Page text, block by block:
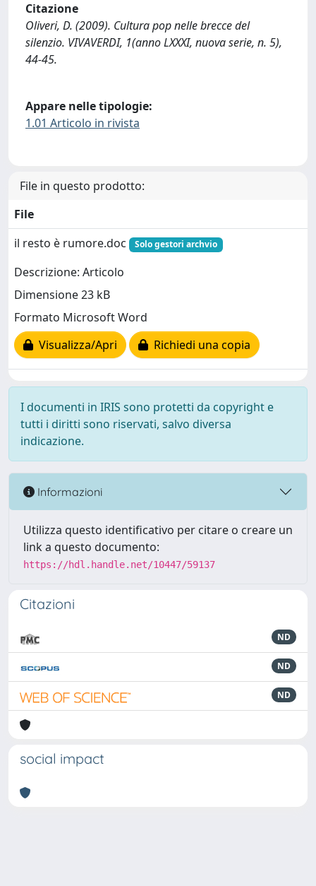
Citazione
Oliveri, D. (2009). Cultura pop nelle brecce del
silenzio. VIVAVERDI, 1(anno LXXXI, nuova serie, n. 5),
44-45.
Appare nelle tipologie:
1.01 Articolo in rivista
File in questo prodotto:
File
il resto è rumore.doc
Solo gestori archvio
Descrizione: Articolo
Dimensione 23 kB
Formato Microsoft Word
Visualizza/Apri
Richiedi una copia
I documenti in IRIS sono protetti da copyright e
tutti i diritti sono riservati, salvo diversa
indicazione.
Informazioni
Utilizza questo identificativo per citare o creare un
link a questo documento:
https://hdl.handle.net/10447/59137
Citazioni
ND
ND
ND
social impact